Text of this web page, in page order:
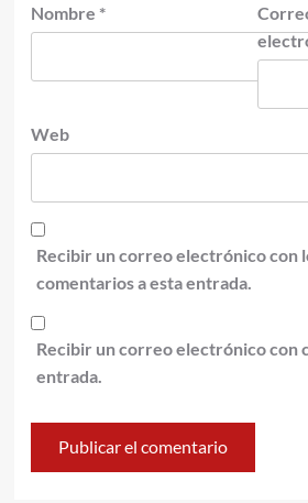
Nombre *
Web
Recibir un correo electrónico con
comentarios a esta entrada.
Recibir un correo electrónico con
entrada.